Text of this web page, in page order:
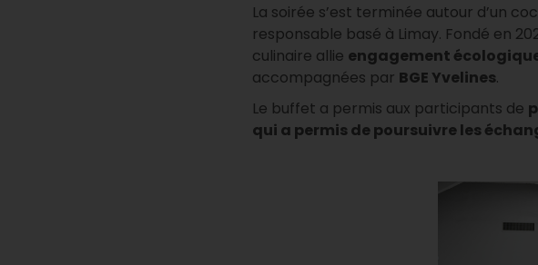
La soirée s’est terminée autour d’un
responsable basé à Limay. Fondé en
culinaire allie engagement
accompagnées par BGE Yvelines.
Le buffet a permis aux participants de
qui a permis de poursuivre les